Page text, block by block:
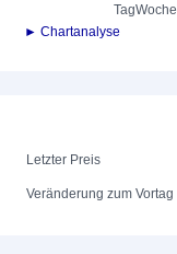
TagWoche
► Chartanalyse
Letzter Preis
Veränderung zum Vortag